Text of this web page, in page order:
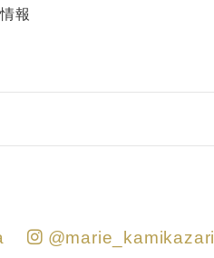
報
@marie_kamikazari